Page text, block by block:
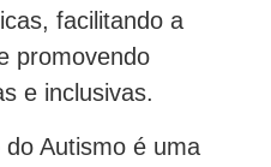
facilitando a
promovendo
e inclusivas.
Autismo é uma